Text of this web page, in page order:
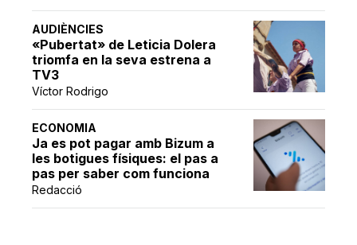
AUDIÈNCIES
«Pubertat» de Leticia Dolera
triomfa en la seva estrena a
TV3
Víctor Rodrigo
ECONOMIA
Ja es pot pagar amb Bizum a
les botigues físiques: el pas a
pas per saber com funciona
Redacció